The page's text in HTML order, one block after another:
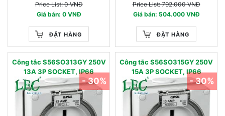
Price List: 0 VNĐ
Giá bán: 0 VNĐ
ĐẶT HÀNG
Price List: 792.000 VNĐ
Giá bán: 504.000 VNĐ
ĐẶT HÀNG
Công tắc S56SO313GY 250V
13A 3P SOCKET, IP66
- 30%
Công tắc S56SO315GY 250V
15A 3P SOCKET, IP66
- 30%